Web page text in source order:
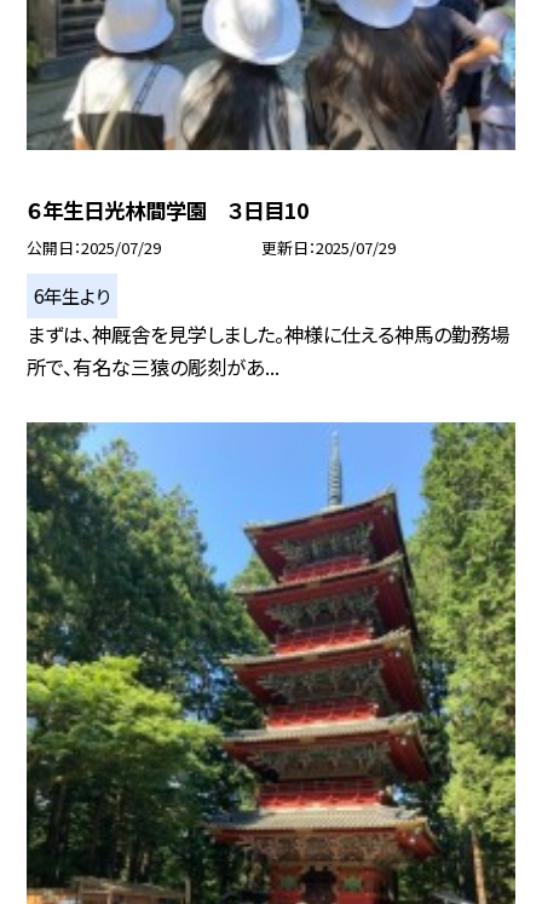
６年生日光林間学園 ３日目10
公開日 2025/07/29 更新日 2025/07/29
6年生より
まずは、神厩舎を見学しました。神様に仕える神馬の勤務場
所で、有名な三猿の彫刻があ...